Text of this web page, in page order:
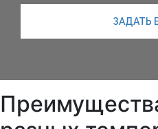
ЗАДАТЬ